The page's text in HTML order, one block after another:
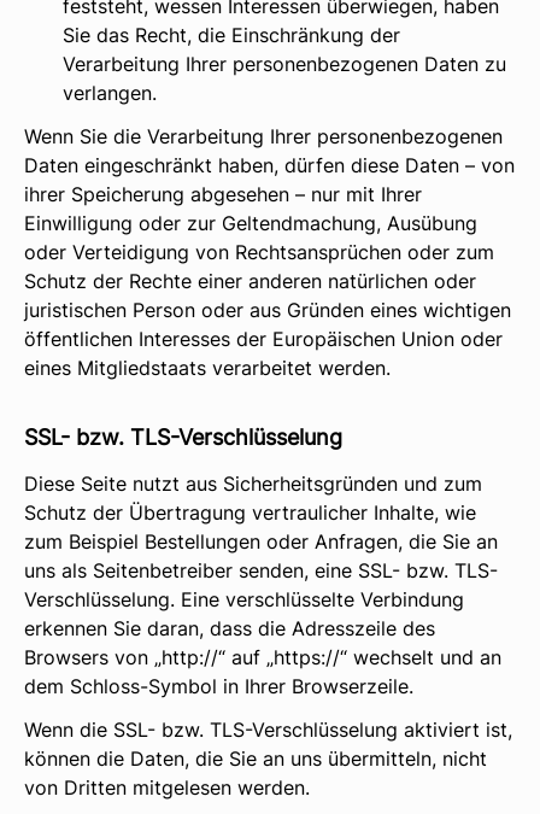
feststeht, wessen Interessen überwiegen, haben
Sie das Recht, die Einschränkung der
Verarbeitung Ihrer personenbezogenen Daten zu
verlangen.
Wenn Sie die Verarbeitung Ihrer personenbezogenen
Daten eingeschränkt haben, dürfen diese Daten – von
ihrer Speicherung abgesehen – nur mit Ihrer
Einwilligung oder zur Geltendmachung, Ausübung
oder Verteidigung von Rechtsansprüchen oder zum
Schutz der Rechte einer anderen natürlichen oder
juristischen Person oder aus Gründen eines wichtigen
öffentlichen Interesses der Europäischen Union oder
eines Mitgliedstaats verarbeitet werden.
SSL- bzw. TLS-Verschlüsselung
Diese Seite nutzt aus Sicherheitsgründen und zum
Schutz der Übertragung vertraulicher Inhalte, wie
zum Beispiel Bestellungen oder Anfragen, die Sie an
uns als Seitenbetreiber senden, eine SSL- bzw. TLS-
Verschlüsselung. Eine verschlüsselte Verbindung
erkennen Sie daran, dass die Adresszeile des
Browsers von „http://“ auf „https://“ wechselt und an
dem Schloss-Symbol in Ihrer Browserzeile.
Wenn die SSL- bzw. TLS-Verschlüsselung aktiviert ist,
können die Daten, die Sie an uns übermitteln, nicht
von Dritten mitgelesen werden.